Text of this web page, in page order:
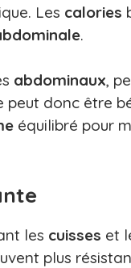
Les calories
.
abdominaux,
peut donc être
équilibré pour
les cuisses et
plus